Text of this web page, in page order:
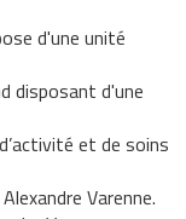
d'une unité
disposant d'une
et de soins
Varenne.